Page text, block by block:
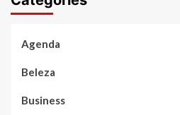
Agenda
Beleza
Business